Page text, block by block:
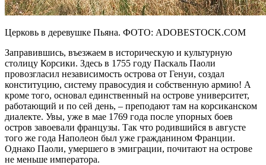
Церковь в деревушке Пьяна. ФОТО: ADOBESTOCK.COM
Заправившись, въезжаем в историческую и культурную
столицу Корсики. Здесь в 1755 году Паскаль Паоли
провозгласил независимость острова от Генуи, создал
конституцию, систему правосудия и собственную армию! А
кроме того, основал единственный на острове университет,
работающий и по сей день, – преподают там на корсиканском
диалекте. Увы, уже в мае 1769 года после упорных боев
остров завоевали французы. Так что родившийся в августе
того же года Наполеон был уже гражданином Франции.
Однако Паоли, умершего в эмиграции, почитают на острове
не меньше императора.